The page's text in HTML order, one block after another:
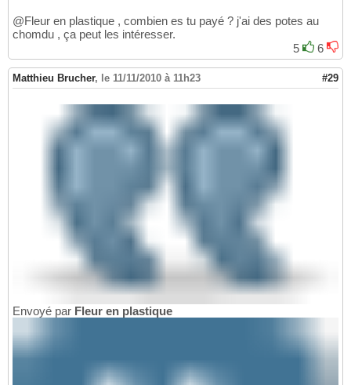
@Fleur en plastique , combien es tu payé ? j'ai des potes au
chomdu , ça peut les intéresser.
5
6
Matthieu Brucher, le 11/11/2010 à 11h23 #29
Envoyé par Fleur en plastique